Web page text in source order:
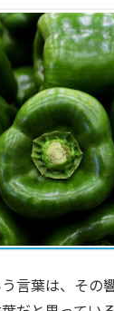
言葉は、その